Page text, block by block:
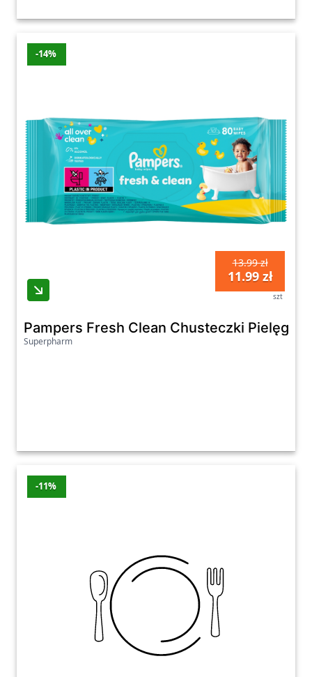
-14%
13.99 zł
11.99 zł
szt
Pampers Fresh Clean Chusteczki
Superpharm
-11%